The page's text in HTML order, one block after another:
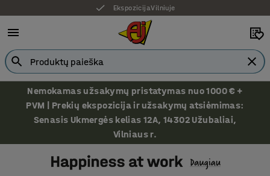
Ekspozicija Vilniuje
Nemokamas užsakymų pristatymas nuo 1000 € +
PVM | Prekių ekspozicija ir užsakymų atsiėmimas:
Senasis Ukmergės kelias 12A, 14302 Užubaliai,
Vilniaus r.